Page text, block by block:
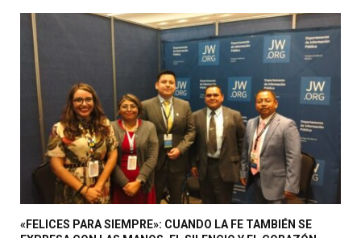
«FELICES PARA SIEMPRE»: CUANDO LA FE TAMBIÉN SE